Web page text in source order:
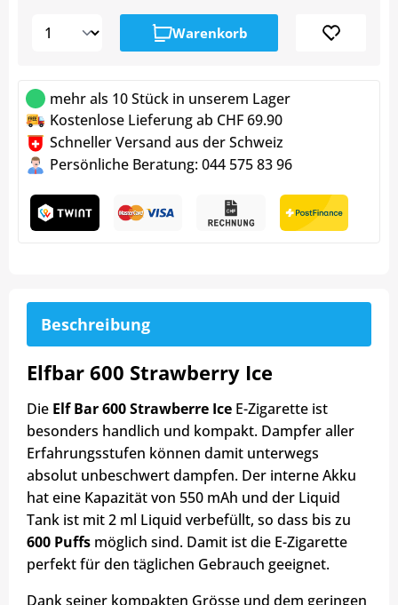
Warenkorb
mehr als 10 Stück in unserem Lager
Kostenlose Lieferung ab CHF 69.90
Schneller Versand aus der Schweiz
Persönliche Beratung: 044 575 83 96
Beschreibung
Elfbar 600 Strawberry Ice
Die Elf Bar 600 Strawberre Ice E-Zigarette ist
besonders handlich und kompakt. Dampfer aller
Erfahrungsstufen können damit unterwegs
absolut unbeschwert dampfen. Der interne Akku
hat eine Kapazität von 550 mAh und der Liquid
Tank ist mit 2 ml Liquid verbefüllt, so dass bis zu
600 Puffs möglich sind. Damit ist die E-Zigarette
perfekt für den täglichen Gebrauch geeignet.
Dank seiner kompakten Grösse und dem geringen